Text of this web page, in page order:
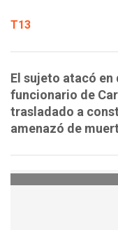
T13
El sujeto atacó
funcionario de
trasladado a
amenazó de